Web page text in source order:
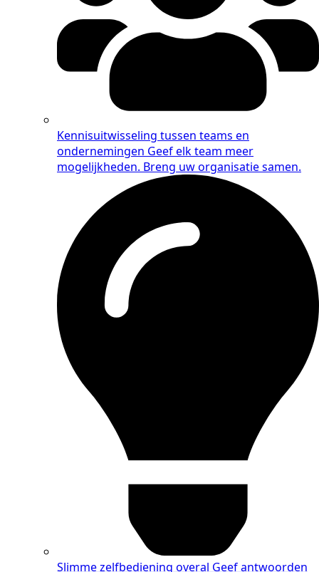
Kennisuitwisseling tussen teams en
ondernemingen Geef elk team meer
mogelijkheden. Breng uw organisatie samen.
Slimme zelfbediening overal Geef antwoorden